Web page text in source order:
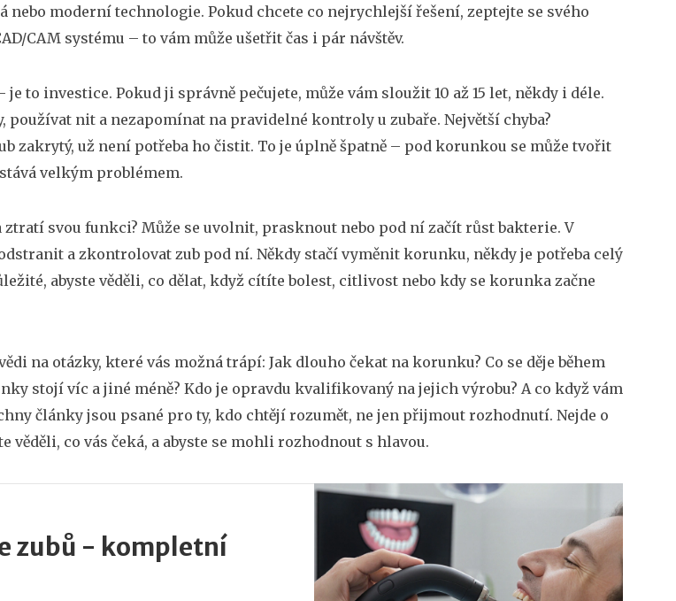
nebo moderní technologie. Pokud chcete co nejrychlejší řešení, zeptejte se svého
CAM systému – to vám může ušetřit čas i pár návštěv.
to investice. Pokud ji správně pečujete, může vám sloužit 10 až 15 let, někdy i déle.
používat nit a nezapomínat na pravidelné kontroly u zubaře. Největší chyba?
zakrytý, už není potřeba ho čistit. To je úplně špatně – pod korunkou se může tvořit
velkým problémem.
ztratí svou funkci? Může se uvolnit, prasknout nebo pod ní začít růst bakterie. V
a zkontrolovat zub pod ní. Někdy stačí vyměnit korunku, někdy je potřeba celý
abyste věděli, co dělat, když cítíte bolest, citlivost nebo kdy se korunka začne
na otázky, které vás možná trápí: Jak dlouho čekat na korunku? Co se děje během
stojí víc a jiné méně? Kdo je opravdu kvalifikovaný na jejich výrobu? A co když vám
články jsou psané pro ty, kdo chtějí rozumět, ne jen přijmout rozhodnutí. Nejde o
věděli, co vás čeká, a abyste se mohli rozhodnout s hlavou.
zubů - kompletní